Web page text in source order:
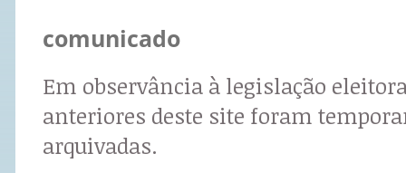
comunicado
Em observância à legislação
anteriores deste site foram
arquivadas.